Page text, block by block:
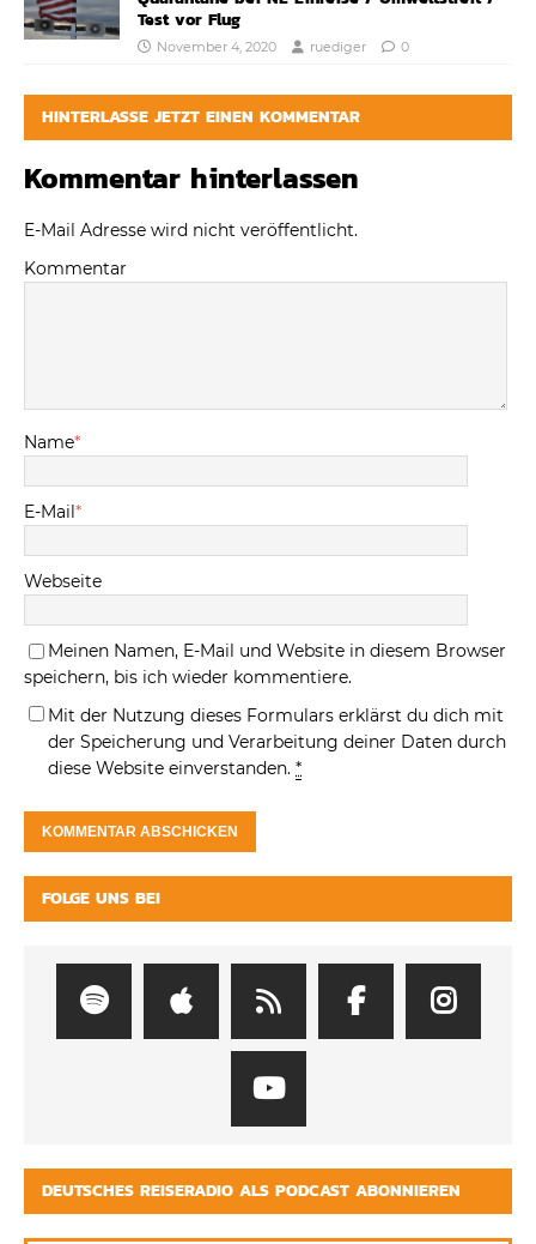
Test vor Flug
November 4, 2020 ruediger 0
HINTERLASSE JETZT EINEN KOMMENTAR
Kommentar hinterlassen
E-Mail Adresse wird nicht veröffentlicht.
Kommentar
Name*
E-Mail*
Webseite
Meinen Namen, E-Mail und Website in diesem Browser
speichern, bis ich wieder kommentiere.
Mit der Nutzung dieses Formulars erklärst du dich mit
der Speicherung und Verarbeitung deiner Daten durch
diese Website einverstanden. *
FOLGE UNS BEI
DEUTSCHES REISERADIO ALS PODCAST ABONNIEREN